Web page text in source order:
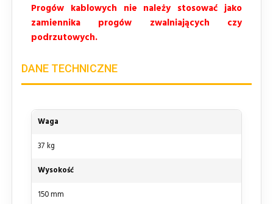
Progów kablowych nie należy stosować jako
zamiennika progów zwalniających czy
podrzutowych.
DANE TECHNICZNE
Waga
37 kg
Wysokość
150 mm